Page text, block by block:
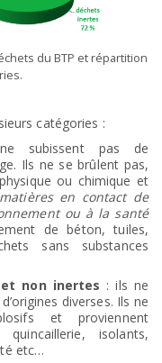
du BTP et répartition
catégories :
subissent pas de
Ils ne se brûlent pas,
ou chimique et
en contact de
ou à la santé
de béton, tuiles,
sans substances
non inertes : ils ne
diverses. Ils ne
et proviennent
isolants,
etc…